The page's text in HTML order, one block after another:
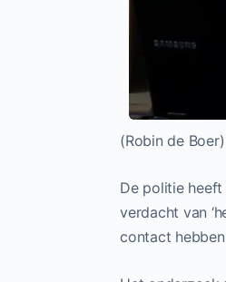
(Robin de
De politie
verdacht van
contact